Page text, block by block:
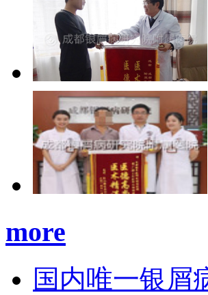
more
国内唯一银屑